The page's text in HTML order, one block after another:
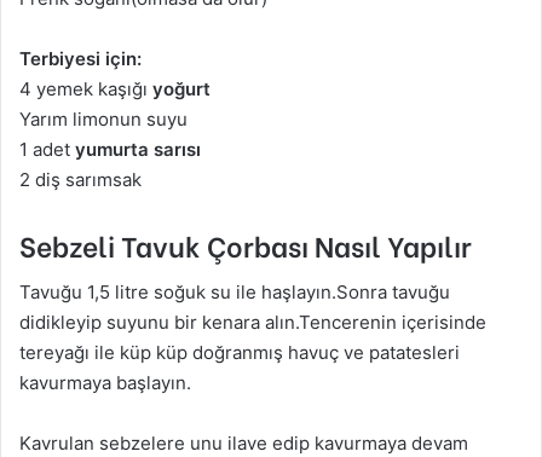
Terbiyesi için:
4 yemek kaşığı yoğurt
Yarım limonun suyu
1 adet yumurta sarısı
2 diş sarımsak
Sebzeli Tavuk Çorbası Nasıl Yapılır
Tavuğu 1,5 litre soğuk su ile haşlayın.Sonra tavuğu
didikleyip suyunu bir kenara alın.Tencerenin içerisinde
tereyağı ile küp küp doğranmış havuç ve patatesleri
kavurmaya başlayın.
Kavrulan sebzelere unu ilave edip kavurmaya devam